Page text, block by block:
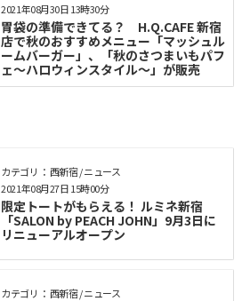
胃袋の準備できてる？ H.Q.CAFE 新宿
店で秋のおすすめメニュー「マッシュル
ームバーガー」、「秋のさつまいもパフ
ェ～ハロウィンスタイル～」が販売
2021年08月30日 13時30分
カテゴリ： 西新宿 / ニュース
限定トートがもらえる！ ルミネ新宿
「SALON by PEACH JOHN」9月3日に
リニューアルオープン
2021年08月27日 15時00分
カテゴリ： 西新宿 / ニュース